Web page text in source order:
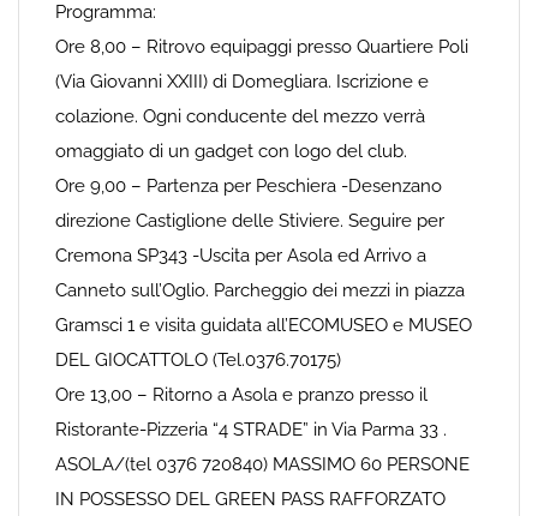
Programma:
Ore 8,00 – Ritrovo equipaggi presso Quartiere Poli
(Via Giovanni XXIII) di Domegliara. Iscrizione e
colazione. Ogni conducente del mezzo verrà
omaggiato di un gadget con logo del club.
Ore 9,00 – Partenza per Peschiera -Desenzano
direzione Castiglione delle Stiviere. Seguire per
Cremona SP343 -Uscita per Asola ed Arrivo a
Canneto sull’Oglio. Parcheggio dei mezzi in piazza
Gramsci 1 e visita guidata all’ECOMUSEO e MUSEO
DEL GIOCATTOLO (Tel.0376.70175)
Ore 13,00 – Ritorno a Asola e pranzo presso il
Ristorante-Pizzeria “4 STRADE” in Via Parma 33 .
ASOLA/(tel 0376 720840) MASSIMO 60 PERSONE
IN POSSESSO DEL GREEN PASS RAFFORZATO